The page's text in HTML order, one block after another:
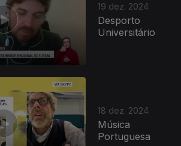
19 dez. 2024
Desporto
Universitário
18 dez. 2024
Música
Portuguesa